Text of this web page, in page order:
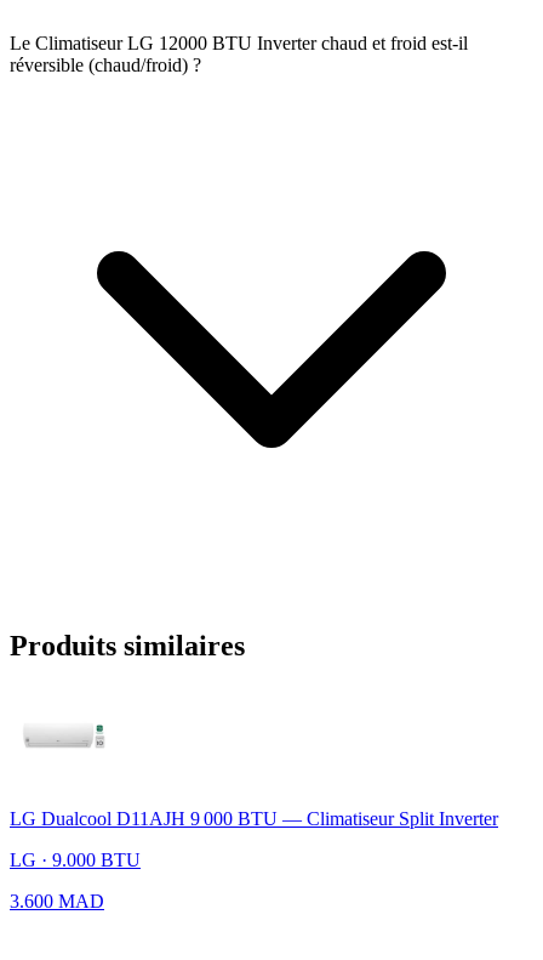
Le Climatiseur LG 12000 BTU Inverter chaud et froid est-il
réversible (chaud/froid) ?
Produits similaires
LG Dualcool D11AJH 9 000 BTU — Climatiseur Split Inverter
LG · 9.000 BTU
3.600 MAD